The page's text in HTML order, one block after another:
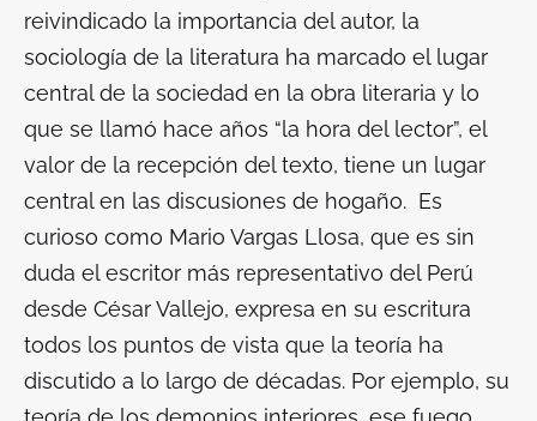
reivindicado la importancia del autor, la
sociología de la literatura ha marcado el lugar
central de la sociedad en la obra literaria y lo
que se llamó hace años “la hora del lector”, el
valor de la recepción del texto, tiene un lugar
central en las discusiones de hogaño. Es
curioso como Mario Vargas Llosa, que es sin
duda el escritor más representativo del Perú
desde César Vallejo, expresa en su escritura
todos los puntos de vista que la teoría ha
discutido a lo largo de décadas. Por ejemplo, su